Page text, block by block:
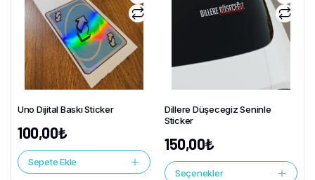
Uno Dijital Baskı Sticker
100,00₺
Sepete Ekle
Dillere Düşecegiz Seninle
Sticker
150,00₺
Seçenekler